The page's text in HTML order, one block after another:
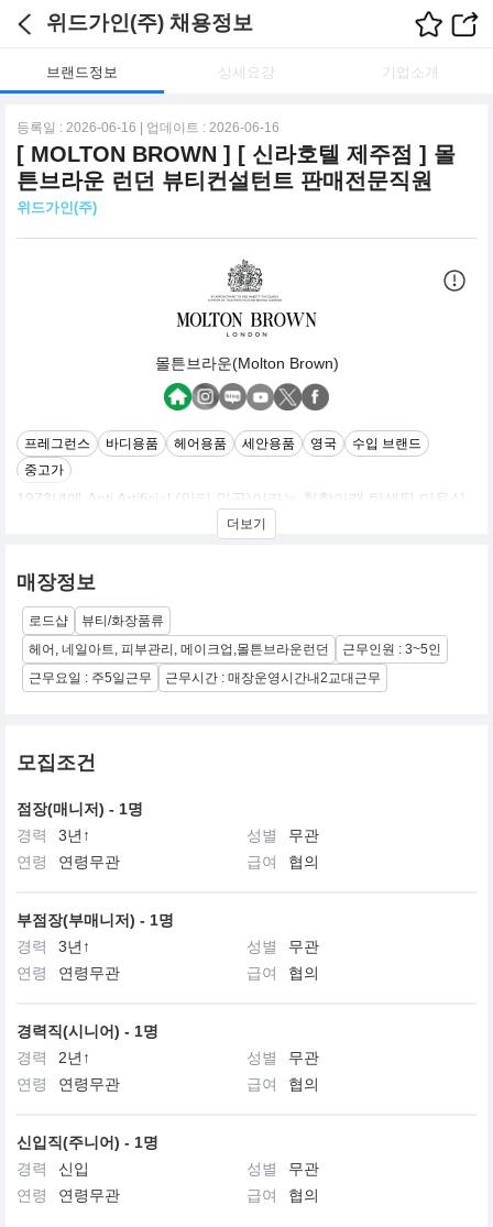
위드가인(주) 채용정보
브랜드정보 상세요강 기업소개
등록일 : 2026-06-16 | 업데이트 : 2026-06-16
[ MOLTON BROWN ] [ 신라호텔 제주점 ] 몰
튼브라운 런던 뷰티컨설턴트 판매전문직원
위드가인(주)
몰튼브라운(Molton Brown)
프레그런스 바디용품 헤어용품 세안용품 영국
수입 브랜드
중고가
1973년에 Anti Artificial (안티 인공)이라는 철학아래 탄생된 미용실
로 당시 직접 미용실안에서 식물, 과일, 미네랄 추출물, 아로마 등으
로 제품을 제조했었습니다. 30년이 넘게 지난 오늘날에도 끈임없는
러나라 고급 호텔과 스파에서 몰튼 브라운의 제품을 만날 수 있습니
다. 온몸의 웰빙을 추구하는 몰튼 브라운은 내적인 아름다움을 내츄
럴 테라피를 통해 외향으로 끌어내고 있습니다. 동물실험을 절대 하
지 않고 자연성분만을 개발/사용하며 과다한 상품포장으로 환경을
더럽히지 않는 운영철학을 반드시 지키며 유럽에서 가장 도덕적인
화장품업체로도 인정을 받고 있습니다. 민감성 피부도 트러블없이
사용할 수 있고 가장 자연적이고 자극없는 상품개발에 앞서고 있습
더보기
매장정보
로드샵
뷰티/화장품류
헤어, 네일아트, 피부관리, 메이크업,몰튼브라운런던
근무인원 : 3~5인
근무요일 : 주5일근무
근무시간 : 매장운영시간내2교대근무
모집조건
점장(매니저) - 1명
경력
3년↑ 성별
무관
연령
연령무관 급여 협의
부점장(부매니저) - 1명
경력
3년↑ 성별
무관
연령
연령무관 급여 협의
경력직(시니어) - 1명
경력
2년↑ 성별
무관
연령
연령무관 급여 협의
신입직(주니어) - 1명
경력
신입 성별
무관
연령
연령무관 급여 협의